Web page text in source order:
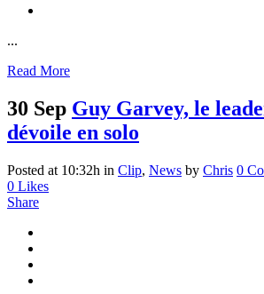
...
Read More
30 Sep Guy Garvey, le
dévoile en solo
Posted at 10:32h in Clip, News by Chris 0
0 Likes
Share